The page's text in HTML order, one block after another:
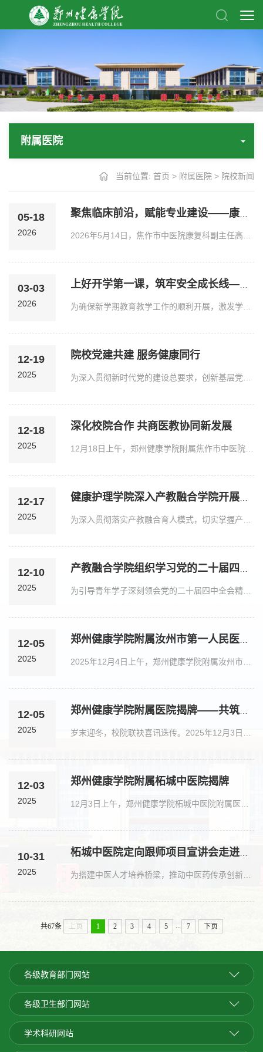
附属医院
当前位置: 首页 > 附属医院 > 院校新闻
05-18
2026
03-03
2026
12-19
2025
院校党建共建 服务健康同行
12-18
2025
深化校院合作 共商医教协同新发展
12-17
2025
12-10
2025
12-05
2025
12-05
2025
郑州健康学院附属医院揭牌——共筑医教融合新平台
12-03
2025
郑州健康学院附属柘城中医院揭牌
10-31
2025
共67条 上页 1 2 3 4 5 7 下页
各级教育部门网站
各级卫生部门网站
学术科研网站